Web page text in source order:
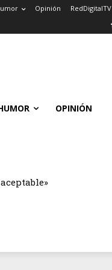
Opinión RedDigitalTV
OPINIÓN